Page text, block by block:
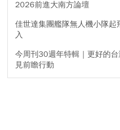
2026前進大南方論壇
佳世達集團艦隊無人機小隊起
入
今周刊30週年特輯｜更好的
見前瞻行動